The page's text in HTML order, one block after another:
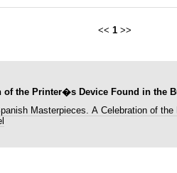
<< 1 >>
the Printer�s Device Found in the
Masterpieces. A Celebration of